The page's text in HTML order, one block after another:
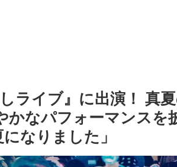
ライブ』に出演！ 真
かなパフォーマンスを
なりました」